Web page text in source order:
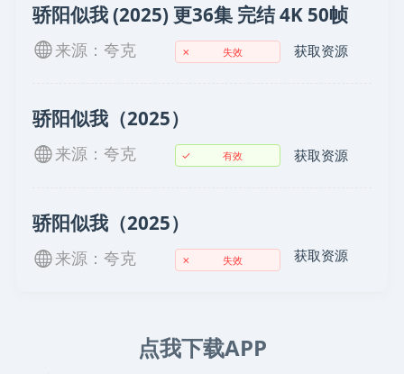
骄阳似我 (2025) 更36集 完结 4K 50帧
来源：夸克 ✗ 失效 获取资源
骄阳似我（2025）
来源：夸克 ✓ 有效 获取资源
骄阳似我（2025）
来源：夸克 ✗ 失效 获取资源
点我下载APP